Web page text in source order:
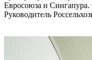
Евросоюза и
Руководитель